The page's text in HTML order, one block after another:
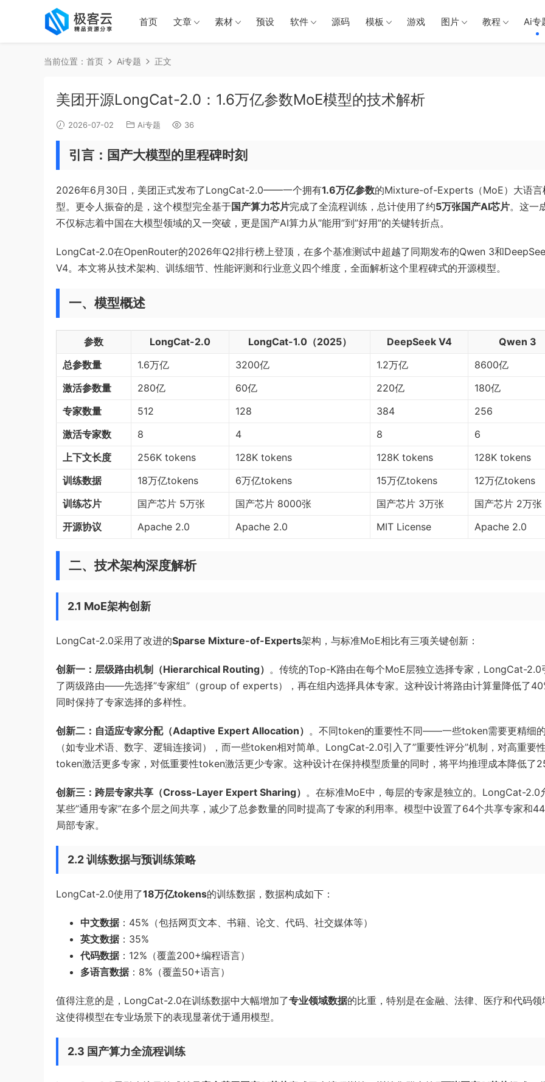
首页 文章 素材 预设 软件 源码 模板 游戏 图片 教程 Ai专
当前位置： 首页 Ai专题 正文
美团开源LongCat-2.0：1.6万亿参数MoE模型的技术解析
2026-07-02 Ai专题 36
引言：国产大模型的里程碑时刻
2026年6月30日，美团正式发布了LongCat-2.0——一个拥有1.6万亿参数的Mixture-of-Experts（MoE）大语言
型。更令人振奋的是，这个模型完全基于国产算力芯片完成了全流程训练，总计使用了约5万张国产AI芯片。这一
不仅标志着中国在大模型领域的又一突破，更是国产AI算力从”能用”到”好用”的关键转折点。
LongCat-2.0在OpenRouter的2026年Q2排行榜上登顶，在多个基准测试中超越了同期发布的Qwen 3和
V4。本文将从技术架构、训练细节、性能评测和行业意义四个维度，全面解析这个里程碑式的开源模型。
一、模型概述
参数 LongCat-2.0 LongCat-1.0（2025） DeepSeek V4
Qwen 3
总参数量
1.6万亿 3200亿 1.2万亿
8600亿
激活参数量
280亿 60亿 220亿
180亿
专家数量
512 128 384
256
激活专家数
8 4 8
6
上下文长度
256K tokens 128K tokens 128K tokens
128K tokens
训练数据
18万亿tokens 6万亿tokens 15万亿tokens
12万亿tokens
训练芯片
国产芯片 5万张 国产芯片 8000张 国产芯片 3万张
国产芯片 2万张
开源协议
Apache 2.0 Apache 2.0 MIT License Apache 2.0
二、技术架构深度解析
2.1 MoE架构创新
LongCat-2.0采用了改进的Sparse Mixture-of-Experts架构，与标准MoE相比有三项关键创新：
创新一：层级路由机制（Hierarchical Routing） 。传统的Top-K路由在每个MoE层独立选择专家，LongCat-2.0
了两级路由——先选择”专家组”（group of experts），再在组内选择具体专家。这种设计将路由计算量降低了
同时保持了专家选择的多样性。
创新二：自适应专家分配（Adaptive Expert Allocation） 。不同token的重要性不同——一些token需要更精细
（如专业术语、数字、逻辑连接词），而一些token相对简单。LongCat-2.0引入了”重要性评分”机制，对高重要
token激活更多专家，对低重要性token激活更少专家。这种设计在保持模型质量的同时，将平均推理成本降低了
创新三：跨层专家共享（Cross-Layer Expert Sharing） 。在标准MoE中，每层的专家是独立的。LongCat-2.0
某些”通用专家”在多个层之间共享，减少了总参数量的同时提高了专家的利用率。模型中设置了64个共享专家和
局部专家。
2.2 训练数据与预训练策略
LongCat-2.0使用了18万亿tokens的训练数据，数据构成如下：
中文数据：45%（包括网页文本、书籍、论文、代码、社交媒体等）
英文数据：35%
代码数据：12%（覆盖200+编程语言）
多语言数据：8%（覆盖50+语言）
值得注意的是，LongCat-2.0在训练数据中大幅增加了专业领域数据的比重，特别是在金融、法律、医疗和代码领
这使得模型在专业场景下的表现显著优于通用模型。
2.3 国产算力全流程训练